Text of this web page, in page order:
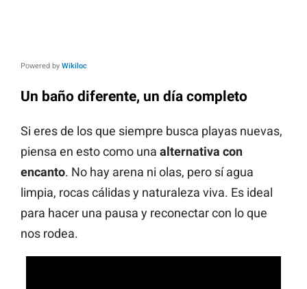
Powered by Wikiloc
Un baño diferente, un día completo
Si eres de los que siempre busca playas nuevas,
piensa en esto como una alternativa con
encanto. No hay arena ni olas, pero sí agua
limpia, rocas cálidas y naturaleza viva. Es ideal
para hacer una pausa y reconectar con lo que
nos rodea.